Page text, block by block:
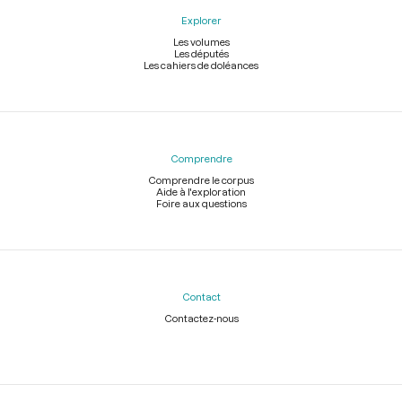
Explorer
Les volumes
Les députés
Les cahiers de doléances
Comprendre
Comprendre le corpus
Aide à l'exploration
Foire aux questions
Contact
Contactez-nous
Légal